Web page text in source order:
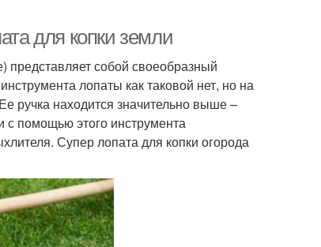
для копки земли
представляет собой своеобразный
лопаты как таковой нет, но на
ручка находится значительно выше –
с помощью этого инструмента
Супер лопата для копки огорода